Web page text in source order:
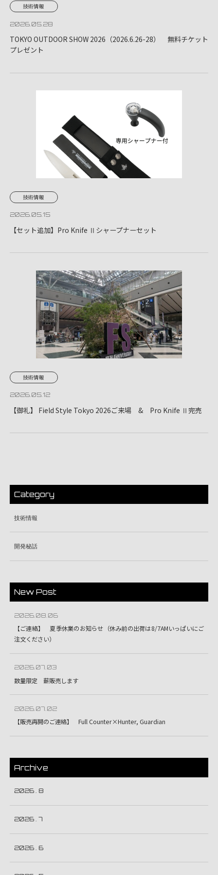
技術情報
2026.05.28
TOKYO OUTDOOR SHOW 2026（2026.6.26-28） 無料チケット
プレゼント
技術情報
2026.05.15
【セット追加】Pro Knife Ⅱシャープナーセット
技術情報
2026.05.12
【御礼】 Field Style Tokyo 2026ご来場 & Pro Knife Ⅱ完売
Category
技術情報
開発秘話
New Post
2026.08.06
【ご連絡】 夏季休業のお知らせ（休み前の出荷は8/7AMいっぱいにご
注文ください）
2026.07.03
数量限定 薪販売します
2026.07.02
【販売再開のご連絡】 Full Counter×Hunter, Guardian
Archive
2026 . 8
2026 . 7
2026 . 6